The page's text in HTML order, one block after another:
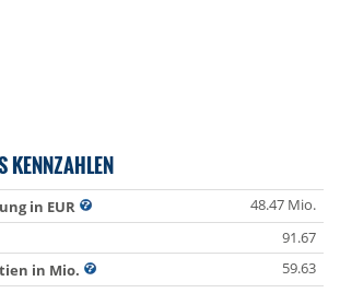
KENNZAHLEN
in EUR
48.47 Mio.
91.67
in Mio.
59.63